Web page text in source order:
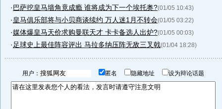
·巴萨挖皇马墙角竟成瘾 谁将成为下一个埃托奥?(01/05 10:43)
·皇马俱乐部将与小贝商谈续约 万人迷1月不转会(01/05 03:22)
·媒体爆皇马天价求购曼联天才 卡卡备选人出炉?(01/05 00:03)
· 足球史上最佳阵容评出 马拉多纳压阵无敌三叉戟(01/04 18:28)
用户： 匿名 隐藏地址 设为辩论话题